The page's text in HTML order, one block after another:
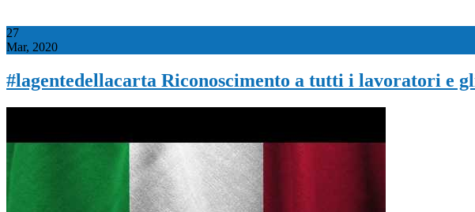
27
Mar, 2020
#lagentedellacarta Riconoscimento a tutti i lavoratori e